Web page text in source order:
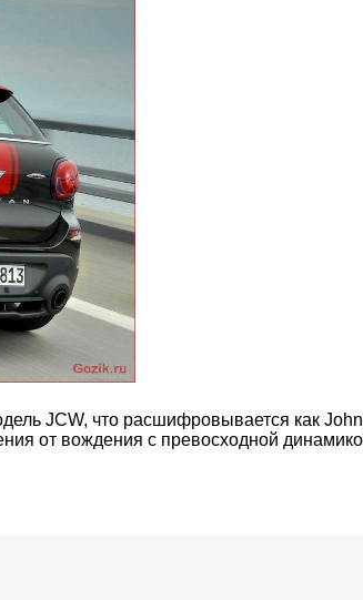
JCW, что расшифровывается как
от вождения с превосходной